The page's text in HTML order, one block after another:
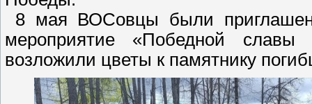
8 мая ВОСовцы были
мероприятие «Победной славы
возложили цветы к памятнику